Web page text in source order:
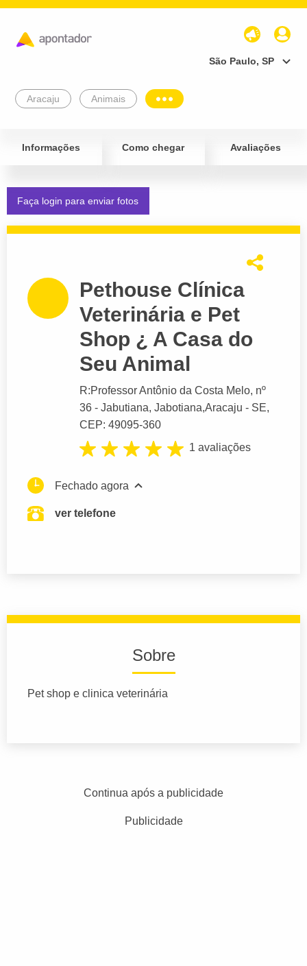
São Paulo, SP
Aracaju Animais
Informações Como chegar Avaliações
Faça login para enviar fotos
Pethouse Clínica
Veterinária e Pet
Shop ¿ A Casa do
Seu Animal
R:Professor Antônio da Costa Melo, nº
36 - Jabutiana, Jabotiana,Aracaju - SE,
CEP: 49095-360
1 avaliações
Fechado agora
ver telefone
Sobre
Pet shop e clinica veterinária
Continua após a publicidade
Publicidade